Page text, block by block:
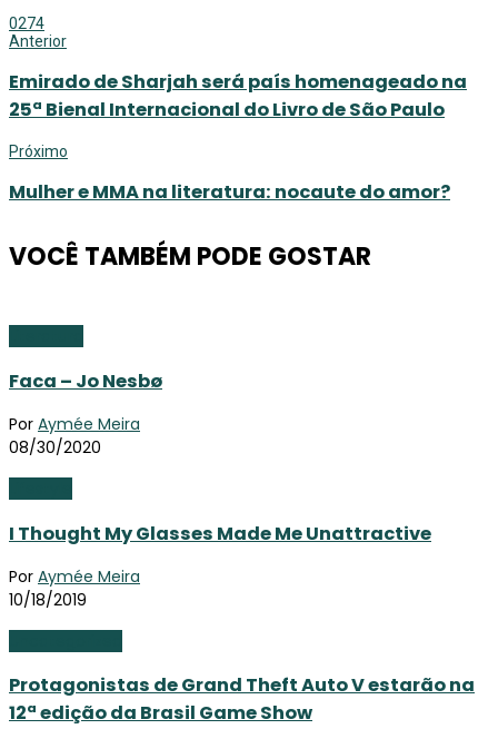
0274
Anterior
Emirado de Sharjah será país homenageado na
25ª Bienal Internacional do Livro de São Paulo
Próximo
Mulher e MMA na literatura: nocaute do amor?
VOCÊ TAMBÉM PODE GOSTAR
Faca – Jo Nesbø
Por Aymée Meira
08/30/2020
I Thought My Glasses Made Me Unattractive
Por Aymée Meira
10/18/2019
Protagonistas de Grand Theft Auto V estarão na
12ª edição da Brasil Game Show